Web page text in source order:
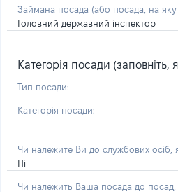
Займана посада (або посада, на
Головний державний інспектор
Категорія посади
Тип посади:
Категорія посади:
Чи належите Ви до службових осіб,
Ні
Чи належить Ваша посада до посад,